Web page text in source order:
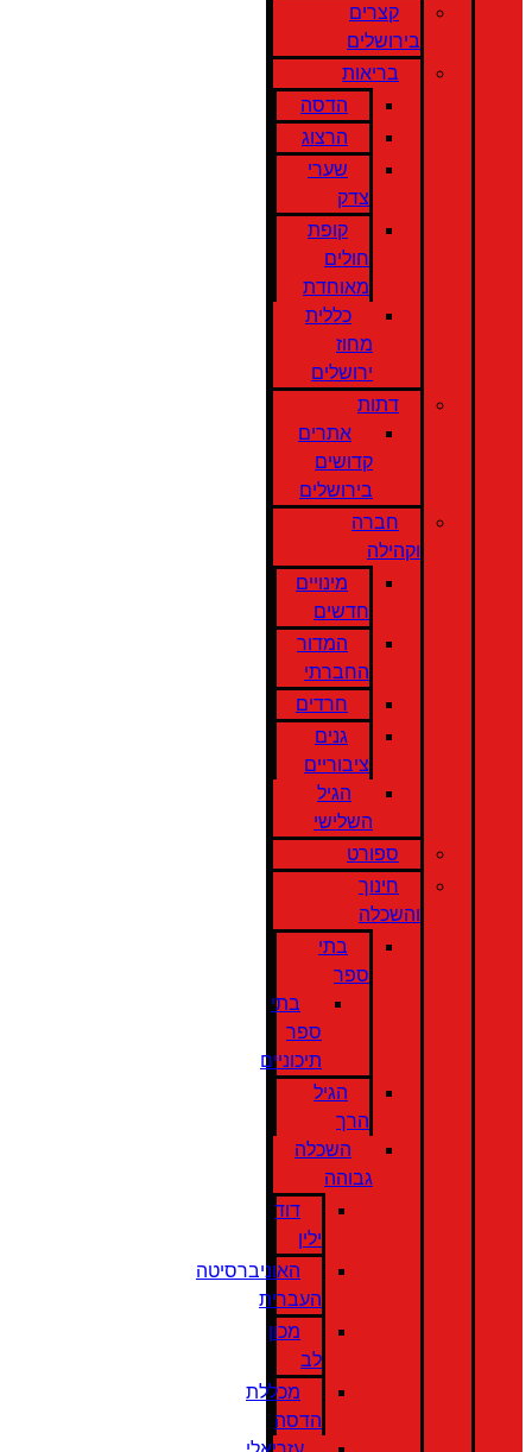
קצרים
בירושלים
בריאות
הדסה
הרצוג
שערי
צדק
קופת
חולים
מאוחדת
כללית
מחוז
ירושלים
דתות
אתרים
קדושים
בירושלים
חברה
וקהילה
מינויים
חדשים
המדור
החברתי
חרדים
גנים
ציבוריים
הגיל
השלישי
ספורט
חינוך
והשכלה
בתי
ספר
בתי
ספר
תיכוניים
הגיל
הרך
השכלה
גבוהה
דוד
ילין
האוניברסיטה
העברית
מכון
לב
מכללת
הדסה